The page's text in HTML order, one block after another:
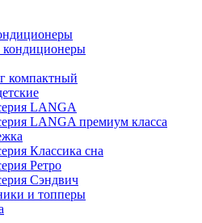
компактный
LANGA
LANGA премиум класса
Классика сна
Ретро
Сэндвич
и топперы